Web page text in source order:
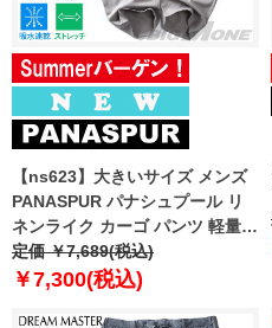
【ns623】大きいサイズ メンズ
PANASPUR パナシュプール リ
ネンライク カーゴ パンツ 軽量
吸水速乾 UVカット 春夏新作
6402-704zs
定価 ￥7,689(税込)
￥7,300(税込)